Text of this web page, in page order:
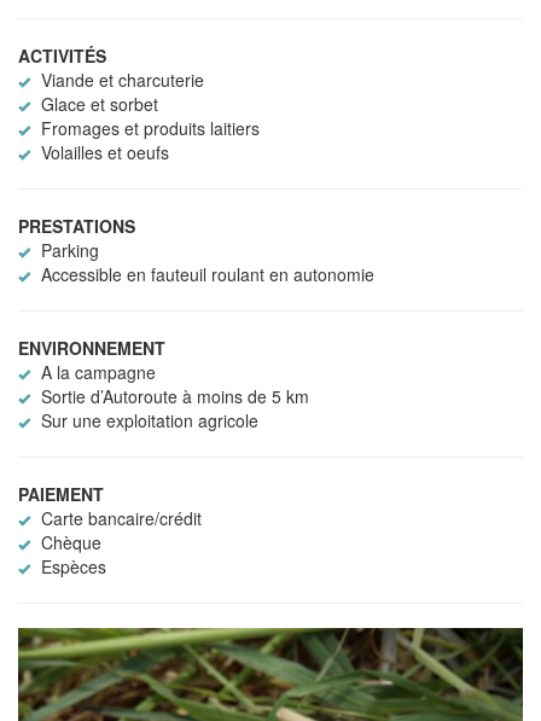
ACTIVITÉS
Viande et charcuterie
Glace et sorbet
Fromages et produits laitiers
Volailles et oeufs
PRESTATIONS
Parking
Accessible en fauteuil roulant en autonomie
ENVIRONNEMENT
A la campagne
Sortie d’Autoroute à moins de 5 km
Sur une exploitation agricole
PAIEMENT
Carte bancaire/crédit
Chèque
Espèces